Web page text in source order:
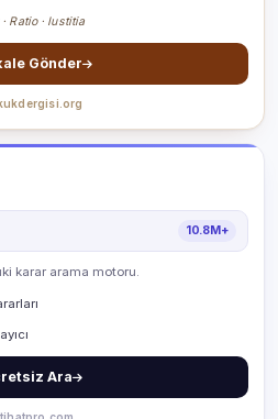
Ratio · Iustitia
Gönder
10.8M+
karar arama motoru.
Ara